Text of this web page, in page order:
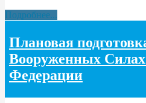
Подробнее...
Плановая
Вооруженных
Федерации